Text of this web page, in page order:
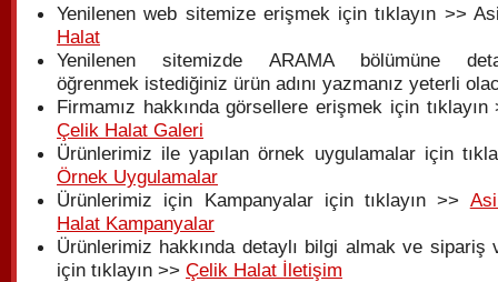
Yenilenen web sitemize erişmek için tıklayın >>
Halat
Yenilenen sitemizde ARAMA bölümüne
öğrenmek istediğiniz ürün adını yazmanız yeterli
Firmamız hakkında görsellere erişmek için tıklayın
Çelik Halat Galeri
Ürünlerimiz ile yapılan örnek uygulamalar için
Örnek Uygulamalar
Ürünlerimiz için Kampanyalar için tıklayın >>
Halat Kampanyalar
Ürünlerimiz hakkında detaylı bilgi almak ve sipariş
için tıklayın >> Çelik Halat İletişim